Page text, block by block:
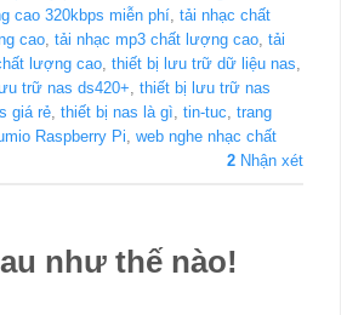
cao 320kbps miễn phí, tải nhạc chất
cao, tải nhạc mp3 chất lượng cao, tải
lượng cao, thiết bị lưu trữ dữ liệu nas,
trữ nas ds420+, thiết bị lưu trữ nas
giá rẻ, thiết bị nas là gì, tin-tuc, trang
Raspberry Pi, web nghe nhạc chất
2 Nhận xét
như thế nào!